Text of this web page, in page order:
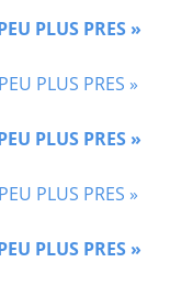
PLUS PRES »
PLUS PRES »
PLUS PRES »